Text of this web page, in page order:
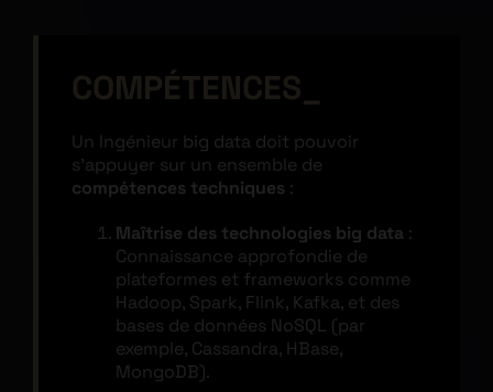
COMPÉTENCES
Un Ingénieur big data doit pouvoir
s’appuyer sur un ensemble de
compétences techniques :
Maîtrise des technologies big data :
Connaissance approfondie de
plateformes et frameworks comme
Hadoop, Spark, Flink, Kafka, et des
bases de données NoSQL (par
exemple, Cassandra, HBase,
MongoDB).